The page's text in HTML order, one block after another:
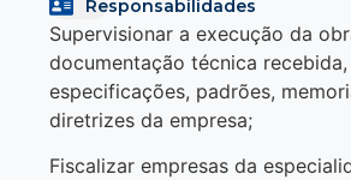
Responsabilidades
Supervisionar a execução da
documentação técnica
especificações, padrões,
diretrizes da empresa;
Fiscalizar empresas da